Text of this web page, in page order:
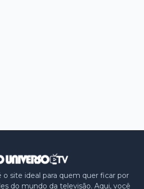
o site ideal para quem quer ficar por
do mundo da televisão. Aqui, você